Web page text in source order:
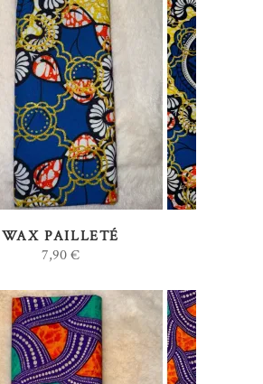
AJOUTER AU PANIER
WAX PAILLETÉ
7,90€